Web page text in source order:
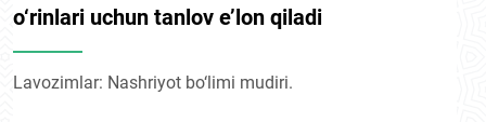
o‘rinlari uchun tanlov e’lon qiladi
Lavozimlar: Nashriyot bo‘limi mudiri.